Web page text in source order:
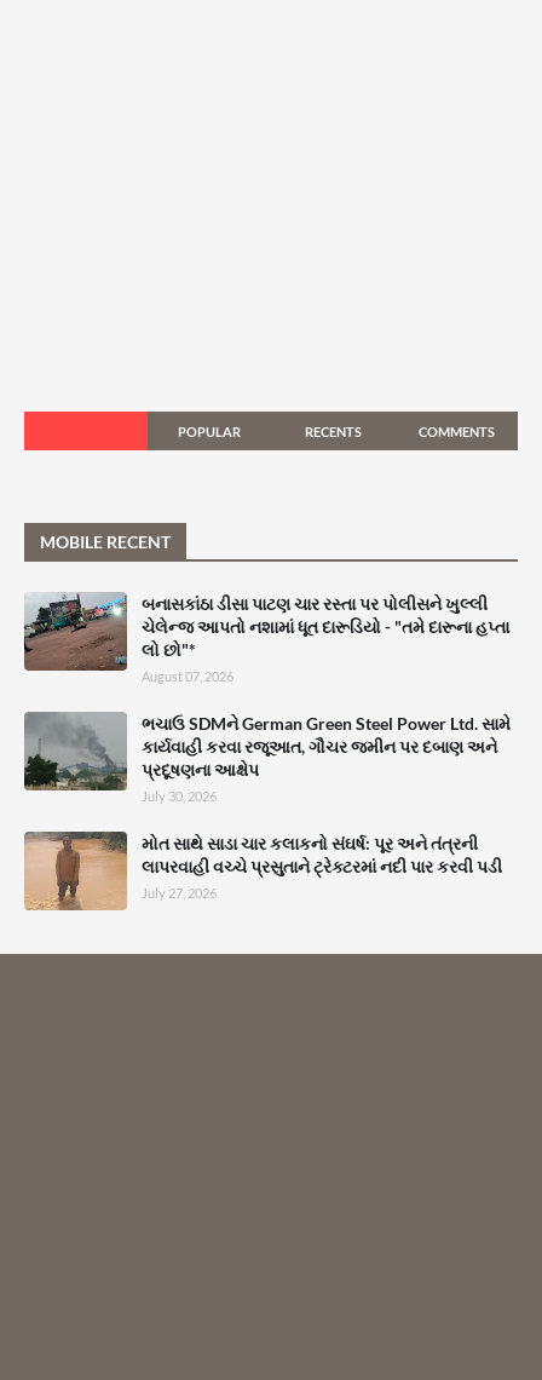
POPULAR RECENTS COMMENTS
MOBILE RECENT
બનાસકાંઠા ડીસા પાટણ ચાર રસ્તા પર પોલીસને ખુલ્લી
ચેલેન્જ આપતો નશામાં ધૂત દારૂડિયો - "તમે દારૂના હપ્તા
લો છો"*
August 07, 2026
ભચાઉ SDMને German Green Steel Power Ltd. સામે
કાર્યવાહી કરવા રજૂઆત, ગૌચર જમીન પર દબાણ અને
પ્રદૂષણના આક્ષેપ
July 30, 2026
મોત સાથે સાડા ચાર કલાકનો સંઘર્ષ: પૂર અને તંત્રની
લાપરવાહી વચ્ચે પ્રસુતાને ટ્રેક્ટરમાં નદી પાર કરવી પડી
July 27, 2026